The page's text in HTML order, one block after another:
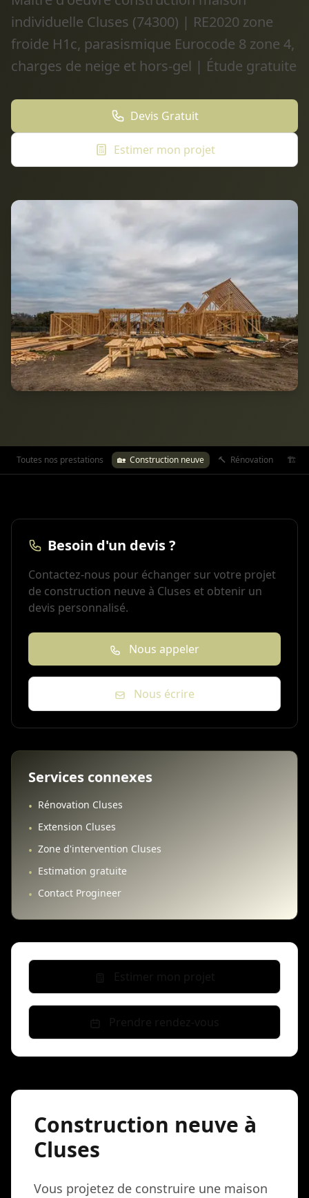
individuelle Cluses (74300) | RE2020 zone
froide H1c, parasismique Eurocode 8 zone 4,
charges de neige et hors-gel | Étude gratuite
Devis Gratuit
Estimer mon projet
Toutes nos prestations 🏡 Construction neuve 🔨 Rénovation 🏗️
Besoin d'un devis ?
Contactez-nous pour échanger sur votre projet
de construction neuve à Cluses et obtenir un
devis personnalisé.
Nous appeler
Nous écrire
Services connexes
• Rénovation Cluses
• Extension Cluses
• Zone d'intervention Cluses
• Estimation gratuite
• Contact Progineer
Construction neuve à
Cluses
Vous projetez de construire une maison